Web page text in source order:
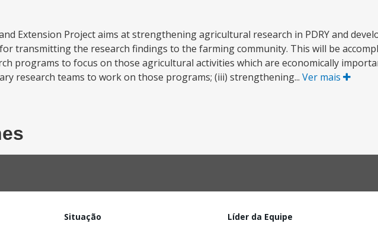
Extension Project aims at strengthening agricultural research in PDRY and
transmitting the research findings to the farming community. This will be
programs to focus on those agricultural activities which are economically
research teams to work on those programs; (iii) strengthening... Ver mais
Situação
Líder da Equipe